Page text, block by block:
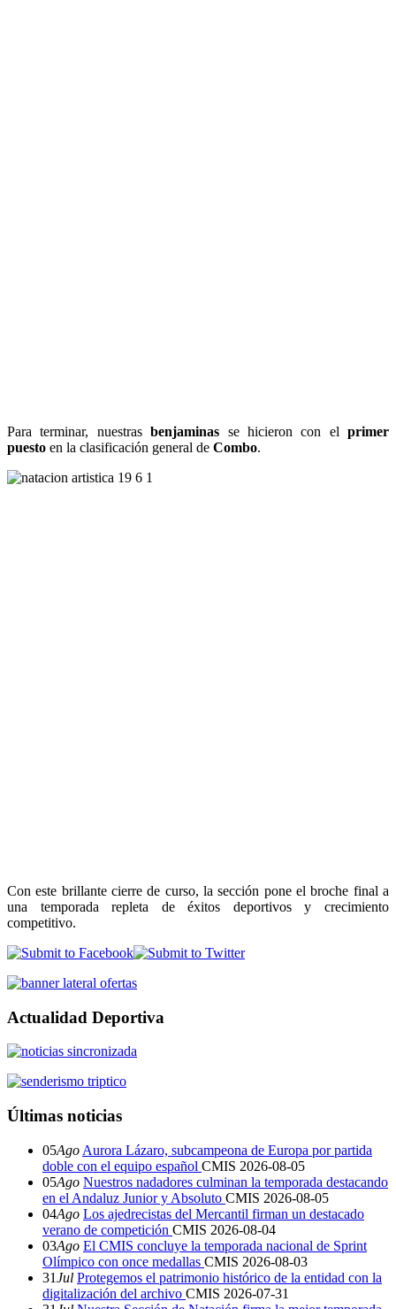
Para terminar, nuestrasbenjaminas se hicieron con el primer
puesto en la clasificación general de Combo.
Con este brillante cierre de curso, la sección pone el broche final a
una temporada repleta de éxitos deportivos y crecimiento
competitivo.
Actualidad Deportiva
Últimas noticias
05Ago Aurora Lázaro, subcampeona de Europa por partida
doble con el equipo español CMIS 2026-08-05
05Ago Nuestros nadadores culminan la temporada destacando
en el Andaluz Junior y Absoluto CMIS 2026-08-05
04Ago Los ajedrecistas del Mercantil firman un destacado
verano de competición CMIS 2026-08-04
03Ago El CMIS concluye la temporada nacional de Sprint
Olímpico con once medallas CMIS 2026-08-03
31Jul Protegemos el patrimonio histórico de la entidad con la
digitalización del archivo CMIS 2026-07-31